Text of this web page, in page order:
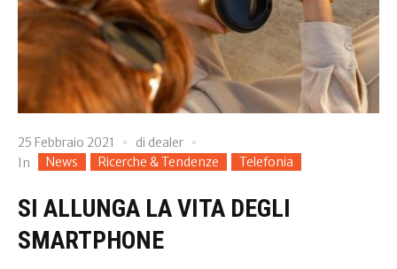
25 Febbraio 2021 di dealer
In
News Ricerche & Tendenze Telefonia
SI ALLUNGA LA VITA DEGLI
SMARTPHONE